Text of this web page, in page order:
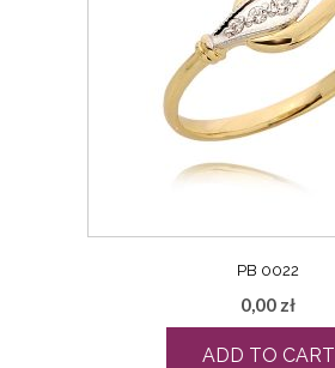
PB 0022
0,00 zł
ADD TO CART